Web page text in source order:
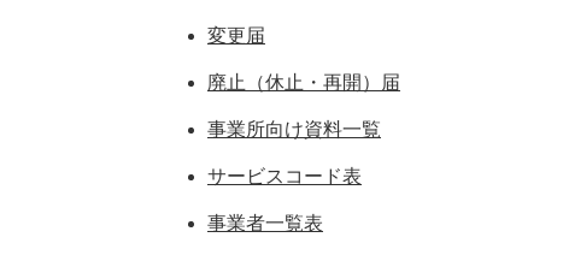
変更届
廃止（休止・再開）届
事業所向け資料一覧
サービスコード表
事業者一覧表